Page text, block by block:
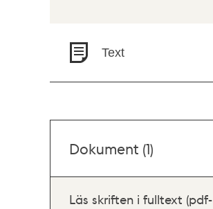
Text
Dokument (1)
Läs skriften i fulltext (pdf-